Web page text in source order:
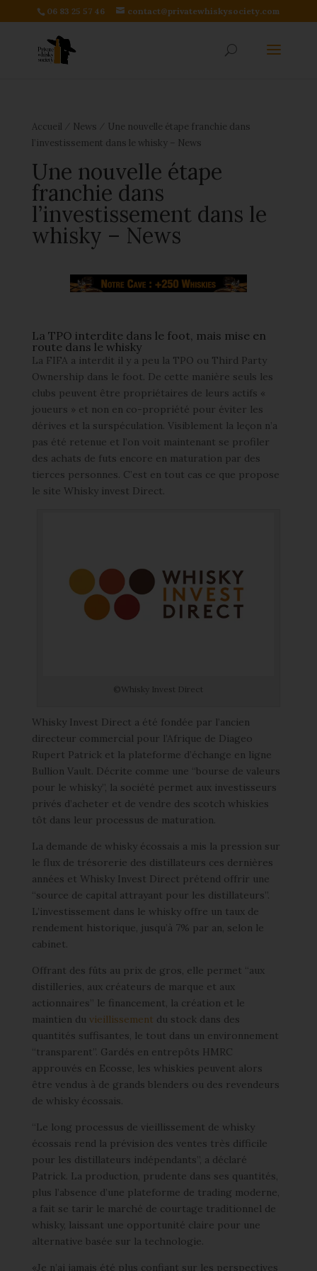
06 83 25 57 46 contact@privatewhiskysociety.com
Accueil News
Une nouvelle étape franchie dans
l’investissement dans le whisky – News
Une nouvelle étape
franchie dans
l’investissement dans le
whisky – News
La TPO interdite dans le foot, mais mise en
route dans le whisky
La FIFA a interdit il y a peu la TPO ou Third Party
Ownership dans le foot. De cette manière seuls les
clubs peuvent être propriétaires de leurs actifs «
joueurs » et non en co-propriété pour éviter les
dérives et la surspéculation. Visiblement la leçon n’a
pas été retenue et l’on voit maintenant se profiler
des achats de futs encore en maturation par des
tierces personnes. C’est en tout cas ce que propose
le site Whisky invest Direct.
©Whisky Invest Direct
Whisky Invest Direct a été fondée par l’ancien
directeur commercial pour l’Afrique de Diageo
Rupert Patrick et la plateforme d’échange en ligne
Bullion Vault. Décrite comme une “bourse de valeurs
pour le whisky”, la société permet aux investisseurs
privés d’acheter et de vendre des scotch whiskies
tôt dans leur processus de maturation.
La demande de whisky écossais a mis la pression sur
le flux de trésorerie des distillateurs ces dernières
années et Whisky Invest Direct prétend offrir une
“source de capital attrayant pour les distillateurs”.
L’investissement dans le whisky offre un taux de
rendement historique, jusqu’à 7% par an, selon le
cabinet.
Offrant des fûts au prix de gros, elle permet “aux
distilleries, aux créateurs de marque et aux
actionnaires” le financement, la création et le
maintien du vieillissement du stock dans des
quantités suffisantes, le tout dans un environnement
“transparent”. Gardés en entrepôts HMRC
approuvés en Ecosse, les whiskies peuvent alors
être vendus à de grands blenders ou des revendeurs
de whisky écossais.
“Le long processus de vieillissement de whisky
écossais rend la prévision des ventes très difficile
pour les distillateurs indépendants”, a déclaré
Patrick. La production, prudente dans ses quantités,
plus l’absence d’une plateforme de trading moderne,
a fait se tarir le marché de courtage traditionnel de
whisky, laissant une opportunité claire pour une
alternative basée sur la technologie.
«Je n’ai jamais été plus confiant sur les perspectives